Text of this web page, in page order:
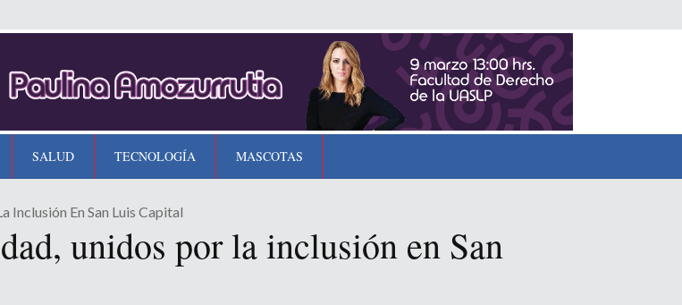
SALUD TECNOLOGÍA MASCOTAS
Inclusión En San Luis Capital
unidos por la inclusión en San